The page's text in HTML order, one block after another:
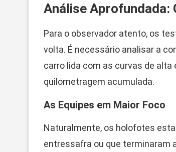
Análise Aprofundada:
Para o observador atento, os
volta. É necessário analisar a
carro lida com as curvas de alta
quilometragem acumulada.
As Equipes em Maior Foco
Naturalmente, os holofotes
entressafra ou que terminaram